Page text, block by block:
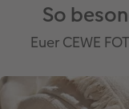
So
Euer CEWE